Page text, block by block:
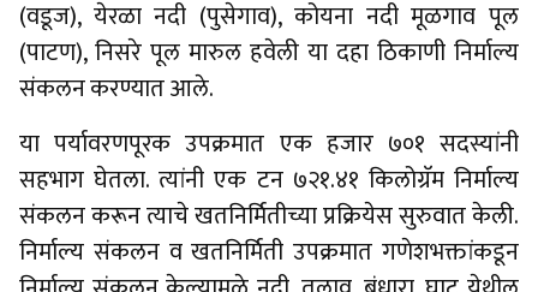
(वडूज), येरळा नदी (पुसेगाव), कोयना नदी मूळगाव पूल
(पाटण), निसरे पूल मारुल हवेली या दहा ठिकाणी निर्माल्य
संकलन करण्यात आले.
या पर्यावरणपूरक उपक्रमात एक हजार ७०१ सदस्यांनी
सहभाग घेतला. त्यांनी एक टन ७२१.४१ किलोग्रॅम निर्माल्य
संकलन करून त्याचे खतनिर्मितीच्या प्रक्रियेस सुरुवात केली.
निर्माल्य संकलन व खतनिर्मिती उपक्रमात गणेशभक्तांकडून